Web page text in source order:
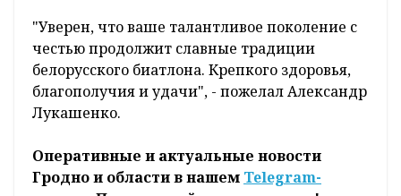
"Уверен, что ваше талантливое поколение с
честью продолжит славные традиции
белорусского биатлона. Крепкого здоровья,
благополучия и удачи", - пожелал Александр
Лукашенко.
Оперативные и актуальные новости
Гродно и области в нашем Telegram-